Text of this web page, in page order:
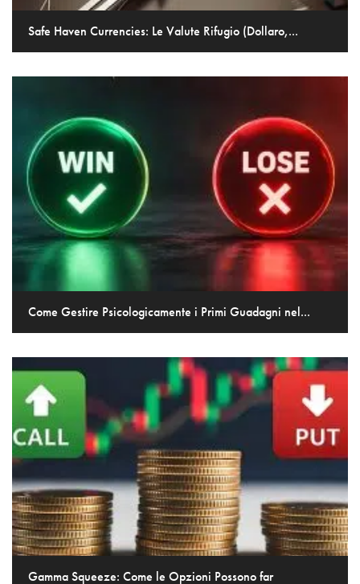
Safe Haven Currencies: Le Valute Rifugio (Dollaro,...
Come Gestire Psicologicamente i Primi Guadagni nel...
Gamma Squeeze: Come le Opzioni Possono far